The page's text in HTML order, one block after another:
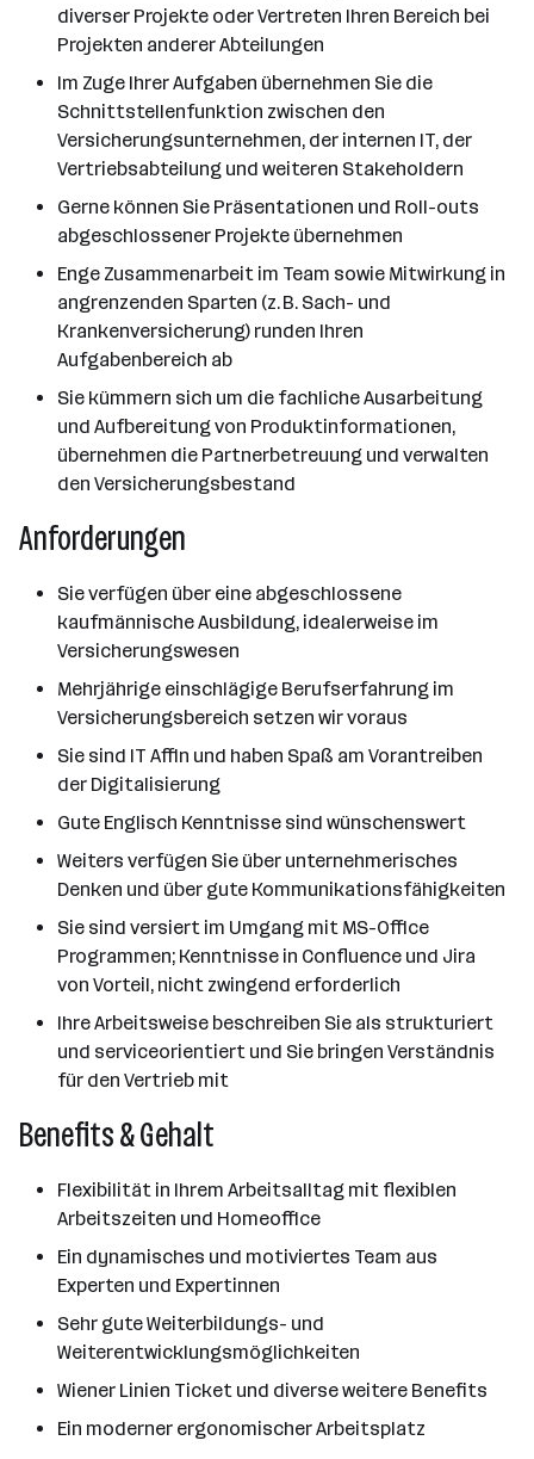
diverser Projekte oder Vertreten Ihren Bereich bei
Projekten anderer Abteilungen
Im Zuge Ihrer Aufgaben übernehmen Sie die
Schnittstellenfunktion zwischen den
Versicherungsunternehmen, der internen IT, der
Vertriebsabteilung und weiteren Stakeholdern
Gerne können Sie Präsentationen und Roll-outs
abgeschlossener Projekte übernehmen
Enge Zusammenarbeit im Team sowie Mitwirkung in
angrenzenden Sparten (z. B. Sach- und
Krankenversicherung) runden Ihren
Aufgabenbereich ab
Sie kümmern sich um die fachliche Ausarbeitung
und Aufbereitung von Produktinformationen,
übernehmen die Partnerbetreuung und verwalten
den Versicherungsbestand
Anforderungen
Sie verfügen über eine abgeschlossene
kaufmännische Ausbildung, idealerweise im
Versicherungswesen
Mehrjährige einschlägige Berufserfahrung im
Versicherungsbereich setzen wir voraus
Sie sind IT Affin und haben Spaß am Vorantreiben
der Digitalisierung
Gute Englisch Kenntnisse sind wünschenswert
Weiters verfügen Sie über unternehmerisches
Denken und über gute Kommunikationsfähigkeiten
Sie sind versiert im Umgang mit MS-Office
Programmen; Kenntnisse in Confluence und Jira
von Vorteil, nicht zwingend erforderlich
Ihre Arbeitsweise beschreiben Sie als strukturiert
und serviceorientiert und Sie bringen Verständnis
für den Vertrieb mit
Benefits & Gehalt
Flexibilität in Ihrem Arbeitsalltag mit flexiblen
Arbeitszeiten und Homeoffice
Ein dynamisches und motiviertes Team aus
Experten und Expertinnen
Sehr gute Weiterbildungs- und
Weiterentwicklungsmöglichkeiten
Wiener Linien Ticket und diverse weitere Benefits
Ein moderner ergonomischer Arbeitsplatz